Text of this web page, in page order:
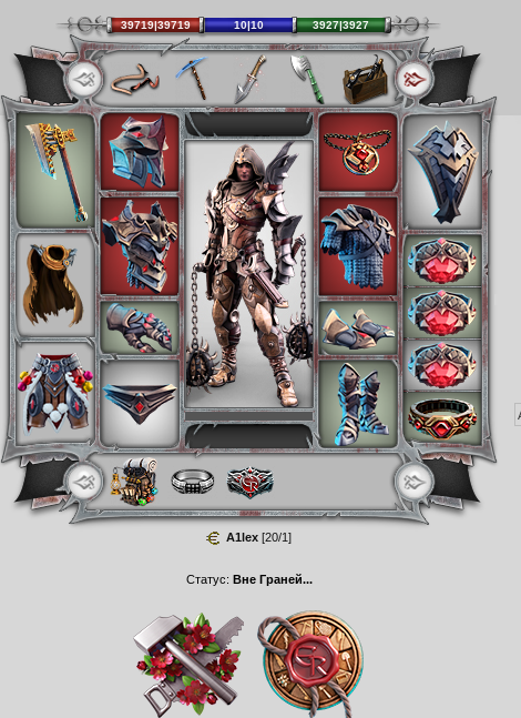
Статус: Вне Граней...
39719|39719 10|10 3927|3927
A1lex [20/1]